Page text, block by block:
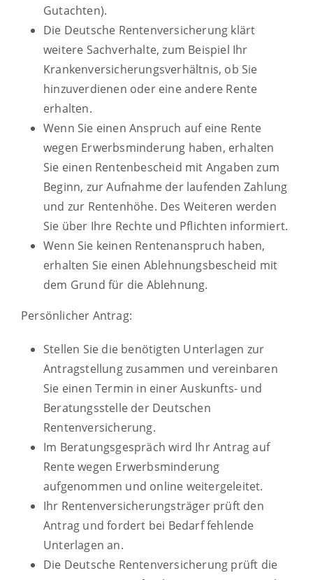
Gutachten).
Die Deutsche Rentenversicherung klärt
weitere Sachverhalte, zum Beispiel Ihr
Krankenversicherungsverhältnis, ob Sie
hinzuverdienen oder eine andere Rente
erhalten.
Wenn Sie einen Anspruch auf eine Rente
wegen Erwerbsminderung haben, erhalten
Sie einen Rentenbescheid mit Angaben zum
Beginn, zur Aufnahme der laufenden Zahlung
und zur Rentenhöhe. Des Weiteren werden
Sie über Ihre Rechte und Pflichten informiert.
Wenn Sie keinen Rentenanspruch haben,
erhalten Sie einen Ablehnungsbescheid mit
dem Grund für die Ablehnung.
Persönlicher Antrag:
Stellen Sie die benötigten Unterlagen zur
Antragstellung zusammen und vereinbaren
Sie einen Termin in einer Auskunfts- und
Beratungsstelle der Deutschen
Rentenversicherung.
Im Beratungsgespräch wird Ihr Antrag auf
Rente wegen Erwerbsminderung
aufgenommen und online weitergeleitet.
Ihr Rentenversicherungsträger prüft den
Antrag und fordert bei Bedarf fehlende
Unterlagen an.
Die Deutsche Rentenversicherung prüft die